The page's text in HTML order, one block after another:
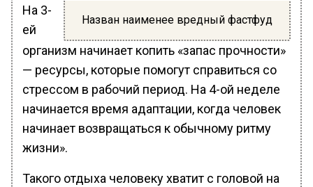
Назван наименее вредный фастфуд
На 3-
ей
организм начинает копить «запас прочности»
— ресурсы, которые помогут справиться со
стрессом в рабочий период. На 4-ой неделе
начинается время адаптации, когда человек
начинает возвращаться к обычному ритму
жизни».
Такого отдыха человеку хватит с головой на